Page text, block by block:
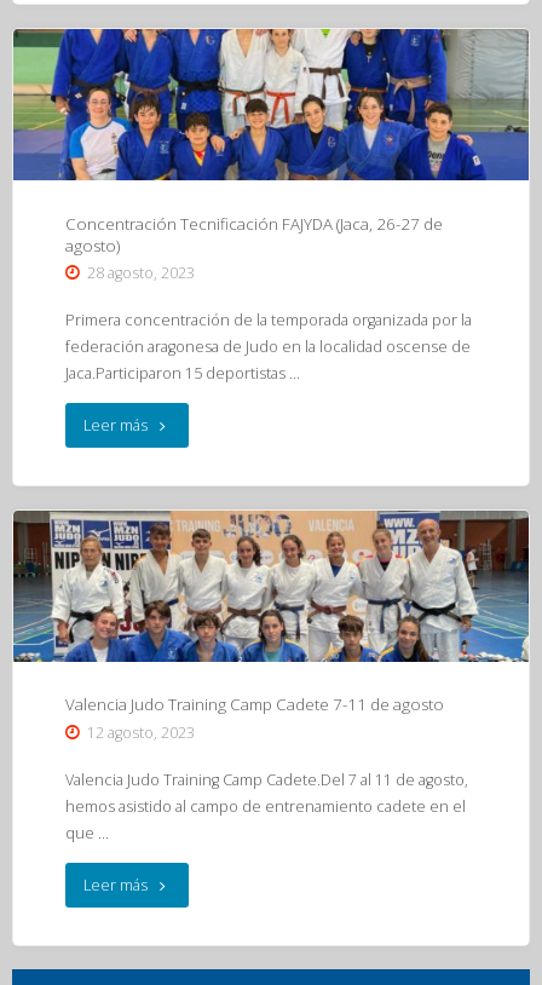
Murcia
(Los
Alcázares,
24-
Concentración Tecnificación FAJYDA (Jaca, 26-27 de
agosto)
28 agosto, 2023
Primera concentración de la temporada organizada por la
federación aragonesa de Judo en la localidad oscense de
Jaca.Participaron 15 deportistas …
Leer más"Concentración
FAJYDA
(Jaca,
26-
27
agosto)"
Valencia Judo Training Camp Cadete 7-11 de agosto
12 agosto, 2023
Valencia Judo Training Camp Cadete.Del 7 al 11 de agosto,
hemos asistido al campo de entrenamiento cadete en el
que …
Leer más"Valencia
Training